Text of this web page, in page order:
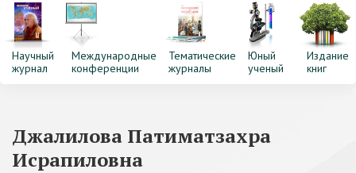
Научный
журнал
Международные
конференции
Тематические
журналы
Юный
ученый
Издание
книг
Джалилова Патиматзахра
Исрапиловна